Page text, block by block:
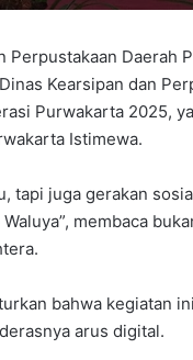
Perpustakaan Daerah
Kearsipan dan
Purwakarta 2025,
Istimewa.
tapi juga gerakan
membaca
bahwa kegiatan
arus digital.